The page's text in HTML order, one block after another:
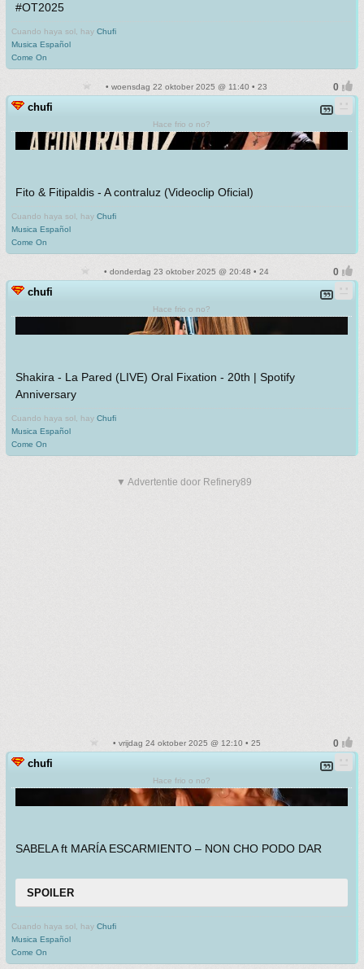
#OT2025
Cuando haya sol, hay Chufi
Musica Español
Come On
• woensdag 22 oktober 2025 @ 11:40 • 23
chufi
Hace frio o no?
Fito & Fitipaldis - A contraluz (Videoclip Oficial)
Cuando haya sol, hay Chufi
Musica Español
Come On
• donderdag 23 oktober 2025 @ 20:48 • 24
chufi
Hace frio o no?
Shakira - La Pared (LIVE) Oral Fixation - 20th | Spotify
Anniversary
Cuando haya sol, hay Chufi
Musica Español
Come On
▼ Advertentie door Refinery89
• vrijdag 24 oktober 2025 @ 12:10 • 25
chufi
Hace frio o no?
SABELA ft MARÍA ESCARMIENTO – NON CHO PODO DAR
SPOILER
Cuando haya sol, hay Chufi
Musica Español
Come On